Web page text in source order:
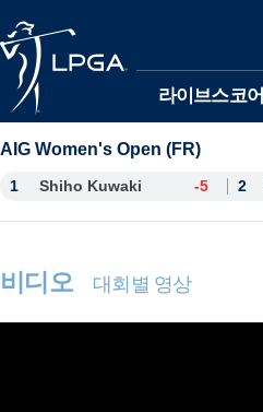
라이브스코어
AIG Women's Open (FR)
1 Shiho Kuwaki -5 2
비디오 대회별 영상